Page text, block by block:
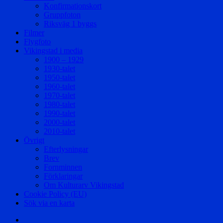
Konfirmationskort
Gruppfoton
Riksväg 1 byggs
Filmer
Flygfoto
Vikingstad i media
1900 – 1929
1930-talet
1950-talet
1960-talet
1970-talet
1980-talet
1990-talet
2000-talet
2010-talet
Övrigt
Efterlysningar
Brev
Fornminnen
Förklaringar
Om Kulturarv Vikingstad
Cookie Policy (EU)
Sök via en karta